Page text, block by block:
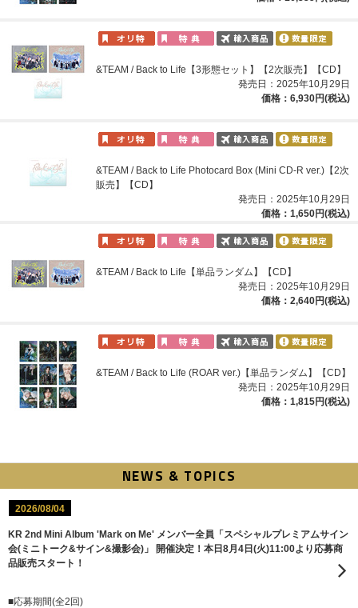
&TEAM / Back to Life【3形態セット】【2次販売】【CD】
発売日：2025年10月29日
価格：6,930円(税込)
&TEAM / Back to Life Photocard Box (Mini CD-R ver.)【2次
販売】【CD】
発売日：2025年10月29日
価格：1,650円(税込)
&TEAM / Back to Life【単品ランダム】【CD】
発売日：2025年10月29日
価格：2,640円(税込)
&TEAM / Back to Life (ROAR ver.)【単品ランダム】【CD】
発売日：2025年10月29日
価格：1,815円(税込)
NEWS & TOPICS
2026/08/04
KR 2nd Mini Album 'Mark on Me' メンバー全員「スペシャルプレミアムサイン
会(ミニトーク&サイン&撮影会)」 開催決定！本日8月4日(火)11:00より応募商
品販売スタート！
■応募期間(全2回)